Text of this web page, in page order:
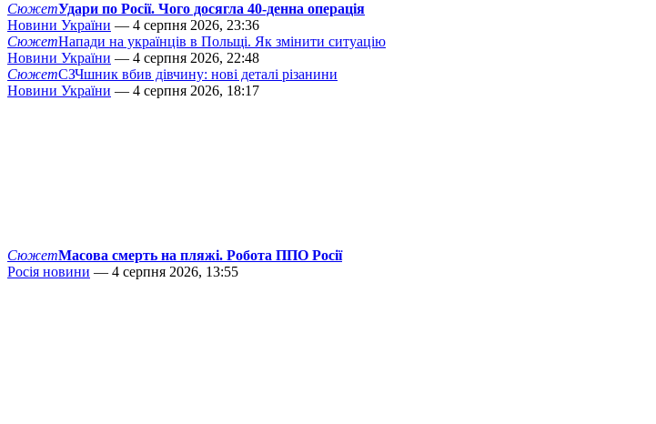
СюжетУдари по Росії. Чого досягла 40-денна операція
Новини України — 4 серпня 2026, 23:36
СюжетНапади на українців в Польщі. Як змінити ситуацію
Новини України — 4 серпня 2026, 22:48
СюжетСЗЧшник вбив дівчину: нові деталі різанини
Новини України — 4 серпня 2026, 18:17
СюжетМасова смерть на пляжі. Робота ППО Росії
Росія новини — 4 серпня 2026, 13:55